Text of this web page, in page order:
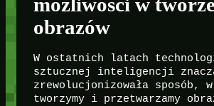
obrazów
W ostatnich latach
sztucznej inteligencji
zrewolucjonizowała sposób,
tworzymy i przetwarzamy